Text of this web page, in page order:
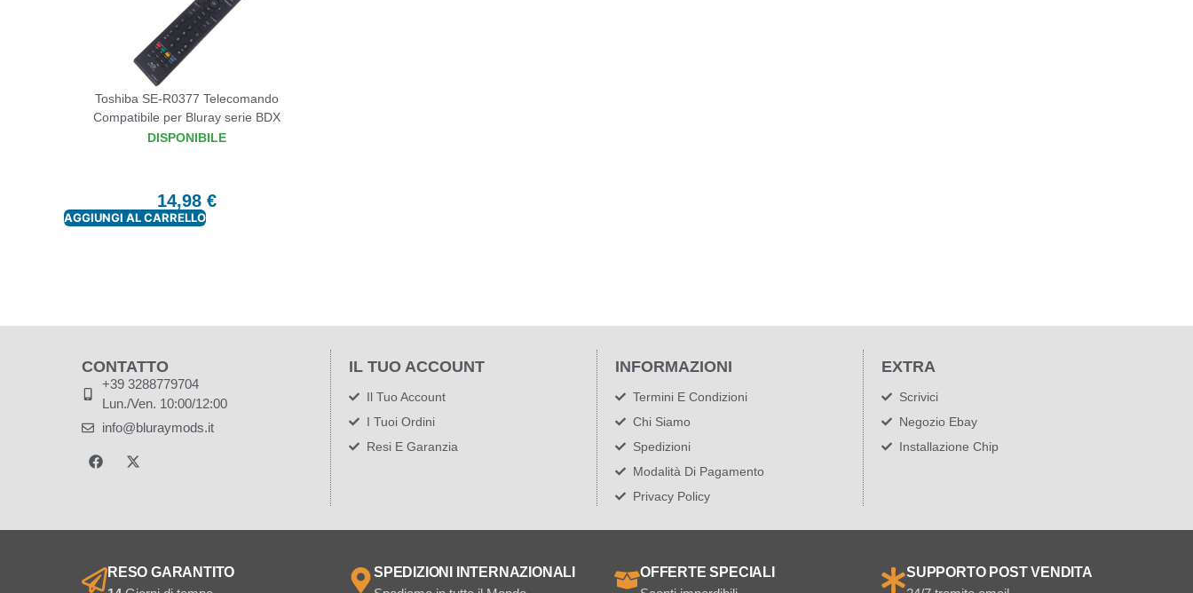
Toshiba SE-R0377 Telecomando
Compatibile per Bluray serie BDX
DISPONIBILE
14,98€
AGGIUNGI AL CARRELLO
CONTATTO
+39 3288779704
Lun./Ven. 10:00/12:00
info@bluraymods.it
IL TUO ACCOUNT
Il Tuo Account
I Tuoi Ordini
Resi E Garanzia
INFORMAZIONI
Termini E Condizioni
Chi Siamo
Spedizioni
Modalità Di Pagamento
Privacy Policy
EXTRA
Scrivici
Negozio Ebay
Installazione Chip
RESO GARANTITO
SPEDIZIONI INTERNAZIONALI
OFFERTE SPECIALI
SUPPORTO POST VENDITA